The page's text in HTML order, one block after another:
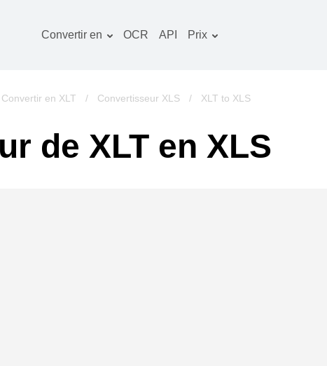
Convertir en
Image convertisseur
Livres convertisseur
OCR API Prix
Convertir en XLT / Convertisseur XLS / XLT to XLS
de XLT en XLS